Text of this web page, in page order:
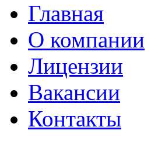
Главная
О компании
Лицензии
Вакансии
Контакты